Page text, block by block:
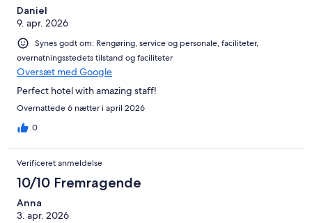
Daniel
9. apr. 2026
Synes godt om: Rengøring, service og personale, faciliteter,
overnatningsstedets tilstand og faciliteter
Oversæt med Google
Perfect hotel with amazing staff!
Overnattede 6 nætter i april 2026
0
Verificeret anmeldelse
10/10 Fremragende
Anna
3. apr. 2026